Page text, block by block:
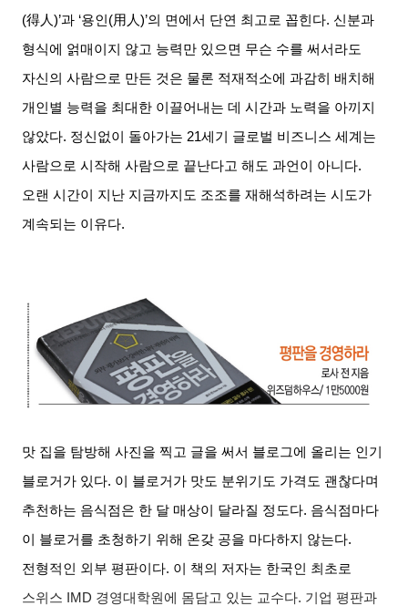
(得人)’과 ‘용인(用人)’의 면에서 단연 최고로 꼽힌다. 신분과
형식에 얽매이지 않고 능력만 있으면 무슨 수를 써서라도
자신의 사람으로 만든 것은 물론 적재적소에 과감히 배치해
개인별 능력을 최대한 이끌어내는 데 시간과 노력을 아끼지
않았다. 정신없이 돌아가는 21세기 글로벌 비즈니스 세계는
사람으로 시작해 사람으로 끝난다고 해도 과언이 아니다.
오랜 시간이 지난 지금까지도 조조를 재해석하려는 시도가
계속되는 이유다.
맛 집을 탐방해 사진을 찍고 글을 써서 블로그에 올리는 인기
블로거가 있다. 이 블로거가 맛도 분위기도 가격도 괜찮다며
추천하는 음식점은 한 달 매상이 달라질 정도다. 음식점마다
이 블로거를 초청하기 위해 온갖 공을 마다하지 않는다.
전형적인 외부 평판이다. 이 책의 저자는 한국인 최초로
스위스 IMD 경영대학원에 몸담고 있는 교수다. 기업 평판과